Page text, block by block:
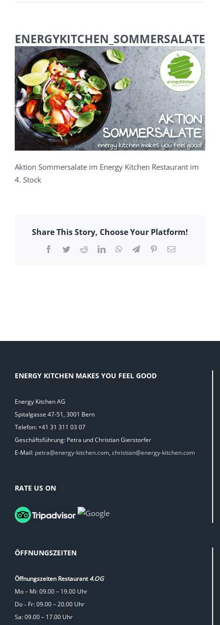
ENERGYKITCHEN_SOMMERSALATE
Aktion Sommersalate im Energy Kitchen Restaurant im
4. Stock
Share This Story, Choose Your Platform!
Facebook
TwitterRedditLinkedInWhatsApp
TelegramPinterest
E-
ENERGY KITCHEN MAKES YOU FEEL GOOD
Energy Kitchen AG
Spitalgasse 47-51, 3001 Bern
Telefon: +41 31 311 03 07
Geschäftsführung: Petra und Christian Gierstorfer
E-Mail: petra@energy-kitchen.com, christian@energy-kitchen.com
RATE US ON
ÖFFNUNGSZEITEN
Öffnungszeiten Restaurant4.OG
Mo – Mi: 09.00 – 19.00 Uhr
Do – Fr: 09.00 – 20.00 Uhr
Sa: 09.00 – 17.00 Uhr